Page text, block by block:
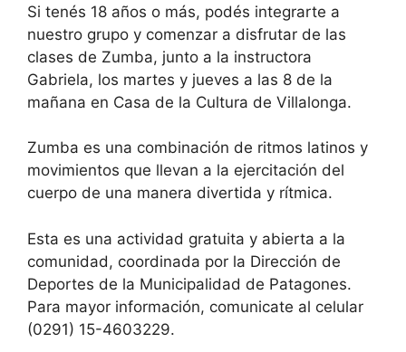
Si tenés 18 años o más, podés integrarte a
nuestro grupo y comenzar a disfrutar de las
clases de Zumba, junto a la instructora
Gabriela, los martes y jueves a las 8 de la
mañana en Casa de la Cultura de Villalonga.
Zumba es una combinación de ritmos latinos y
movimientos que llevan a la ejercitación del
cuerpo de una manera divertida y rítmica.
Esta es una actividad gratuita y abierta a la
comunidad, coordinada por la Dirección de
Deportes de la Municipalidad de Patagones.
Para mayor información, comunicate al celular
(0291) 15-4603229.